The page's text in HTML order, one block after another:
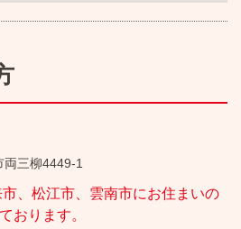
両三柳4449-1
、松江市、雲南市にお住まいの
おります。